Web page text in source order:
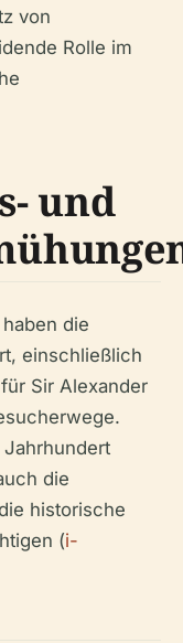
von
Rolle im
und
die
einschließlich
Sir Alexander
die
historische
(i-